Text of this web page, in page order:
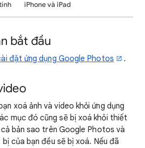
iPhone và iPad
bắt đầu
đặt ứng dụng Google Photos .
xoá ảnh và video khỏi ứng dụng
mục đó cũng sẽ bị xoá khỏi thiết
bản sao trên Google Photos và
của bạn đều sẽ bị xoá. Nếu đã